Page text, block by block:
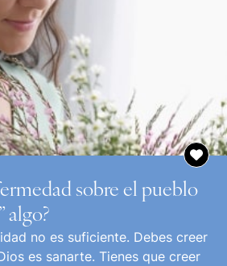
sobre el pueblo
algo?
no es suficiente. Debes creer
es sanarte. Tienes que creer